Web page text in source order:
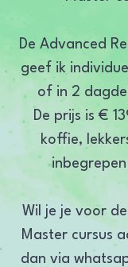
De Advanced
geef ik
of in 2
De prijs is €
koffie,
Wil je je voor
Master cursus
dan via